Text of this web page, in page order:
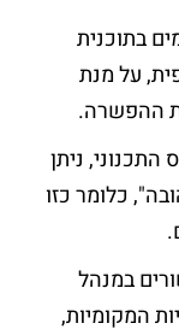
בתוכנית
על מנת
ההפשרה.
ניתן
כלומר כזו
במנהל
המקומיות,